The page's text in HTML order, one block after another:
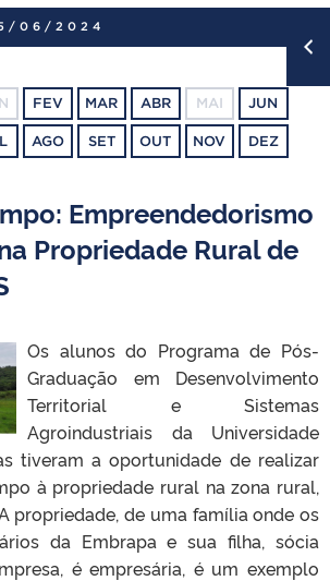
06/2024
FEV MAR ABR MAI JUN
AGO SET OUT NOV DEZ
Empreendedorismo
Propriedade Rural de
Os alunos do Programa de Pós-
Graduação em Desenvolvimento
Territorial e Sistemas
Agroindustriais da Universidade
tiveram a oportunidade de realizar
à propriedade rural na zona rural,
propriedade, de uma família onde os
da Embrapa e sua filha, sócia
é empresária, é um exemplo